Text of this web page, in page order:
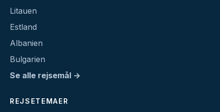
Litauen
Estland
Albanien
Bulgarien
Se alle rejsemål →
REJSETEMAER